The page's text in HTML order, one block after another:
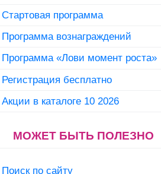
Стартовая программа
Программа вознаграждений
Программа «Лови момент роста»
Регистрация бесплатно
Акции в каталоге 10 2026
МОЖЕТ БЫТЬ ПОЛЕЗНО
Поиск по сайту